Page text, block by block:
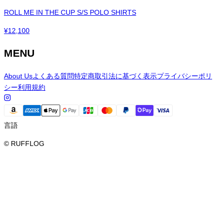
ROLL ME IN THE CUP S/S POLO SHIRTS
¥12,100
MENU
About Usよくある質問特定商取引法に基づく表示プライバシーポリ
シー利用規約
言語
© RUFFLOG